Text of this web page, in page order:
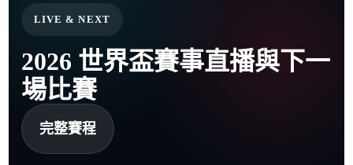
LIVE & NEXT
2026 世界盃賽事直播與下一
場比賽
完整賽程